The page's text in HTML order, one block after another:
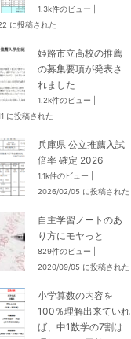
1.3k件のビュー
に投稿された
姫路市立高校の推薦
の募集要項が発表さ
れました
1.2k件のビュー
に投稿された
兵庫県 公立推薦入試
倍率 確定 2026
1.1k件のビュー
2026/02/05 に投稿された
自主学習ノートのあ
り方にモヤっと
829件のビュー
2020/09/05 に投稿された
小学算数の内容を
100％理解出来ていれ
ば、中1数学の7割は